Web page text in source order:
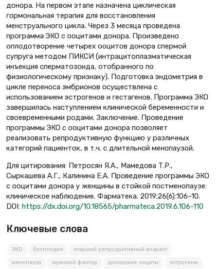
донора. На первом этапе назначена циклическая
гормональная терапия для восстановления
менструального цикла. Через 3 месяца проведена
программа ЭКО с ооцитами донора. Произведено
оплодотворение четырех ооцитов донора спермой
супруга методом ПИКСИ (интрацитоплазматическая
инъекция сперматозоида, отобранного по
физиологическому признаку). Подготовка эндометрия в
цикле переноса эмбрионов осуществлена с
использованием эстрогенов и гестагенов. Программа ЭКО
завершилась наступлением клинической беременности и
своевременными родами. Заключение. Проведение
программы ЭКО с ооцитами донора позволяет
реализовать репродуктивную функцию у различных
категорий пациенток, в т.ч. с длительной менопаузой.
Для цитирования: Петросян Я.А., Мамедова Т.Р.,
Сыркашева А.Г., Калинина Е.А. Проведение программы ЭКО
с ооцитами донора у женщины в стойкой постменопаузе:
клиническое наблюдение. Фарматека. 2019;26(6):106–10.
DOI: https://dx.doi.org/10.18565/pharmateca.2019.6.106-110
Ключевые слова
ЭКО бесплодие старший репродуктивный возраст
менопауза мужской фактор донорские ооциты эстрогены